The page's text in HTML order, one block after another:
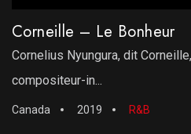
Corneille – Le Bonheur
Cornelius Nyungura, dit
compositeur-in...
Canada 2019 R&B